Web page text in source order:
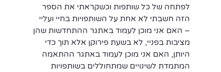
לפתחה של כל שותפות וכשקראתי את הספר
הזה חשבתי לא אחת על השותפויות בחיי ועליי
– האם אני מוכן לעמוד באתגר ההתחדשות שהן
מציבות בפניי, לא בשעת פירוקן אלא תוך כדי
היותן, האם אני מוכן לעמוד באתגר ההתאמה
המתמדת לשינויים שמתחוללים בשותפויות